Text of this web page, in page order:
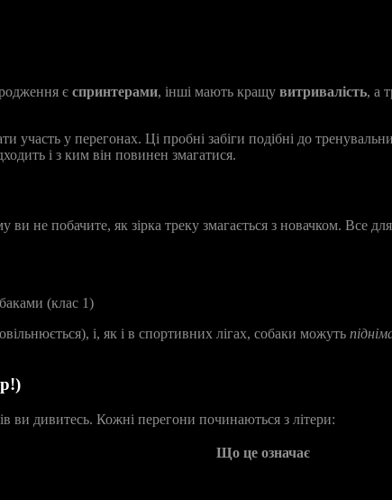
є спринтерами, інші мають кращу витривалість, а
участь у перегонах. Ці пробні забіги подібні до
і з ким він повинен змагатися.
не побачите, як зірка треку змагається з новачком. Все
(клас 1)
і, як і в спортивних лігах, собаки можуть
ви дивитесь. Кожні перегони починаються з літери:
Що це означає